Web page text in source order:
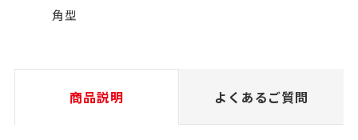
角型
商品説明 よくあるご質問